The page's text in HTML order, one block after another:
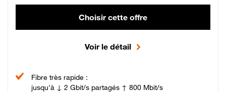
Choisir cette offre
Voir le détail
Fibre très rapide :
jusqu'à ↓ 2 Gbit/s partagés ↑ 800 Mbit/s